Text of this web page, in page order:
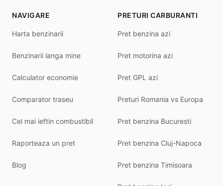
NAVIGARE
Harta benzinarii
Benzinarii langa mine
Calculator economie
Comparator traseu
Cel mai ieftin combustibil
Raporteaza un pret
Blog
PRETURI CARBURANTI
Pret benzina azi
Pret motorina azi
Pret GPL azi
Preturi Romania vs Europa
Pret benzina Bucuresti
Pret benzina Cluj-Napoca
Pret benzina Timisoara